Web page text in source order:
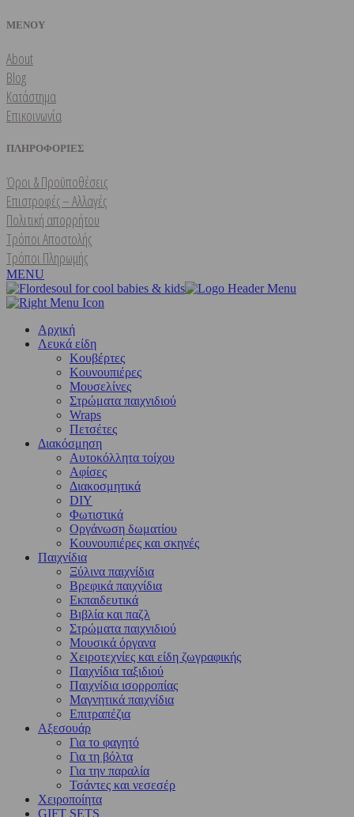
ΜΕΝΟΥ
About
Blog
Κατάστημα
Επικοινωνία
ΠΛΗΡΟΦΟΡΙΕΣ
Όροι & Προϋποθέσεις
Επιστροφές – Αλλαγές
Πολιτική απορρήτου
Τρόποι Αποστολής
Τρόποι Πληρωμής
MENU
Αρχική
Λευκά είδη
Kουβέρτες
Κουνουπιέρες
Μουσελίνες
Στρώματα παιχνιδιού
Wraps
Πετσέτες
Διακόσμηση
Αυτοκόλλητα τοίχου
Αφίσες
Διακοσμητικά
DIY
Φωτιστικά
Οργάνωση δωματίου
Κουνουπιέρες και σκηνές
Παιχνίδια
Ξύλινα παιχνίδια
Βρεφικά παιχνίδια
Εκπαιδευτικά
Βιβλία και παζλ
Στρώματα παιχνιδιού
Μουσικά όργανα
Χειροτεχνίες και είδη ζωγραφικής
Παιχνίδια ταξιδιού
Παιχνίδια ισορροπίας
Μαγνητικά παιχνίδια
Επιτραπέζια
Αξεσουάρ
Για το φαγητό
Για τη βόλτα
Για την παραλία
Τσάντες και νεσεσέρ
Χειροποίητα
GIFT SETS